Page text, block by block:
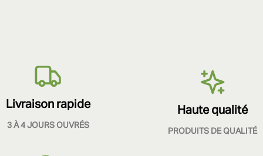
Livraison rapide
3 À 4 JOURS OUVRÉS
Haute qualité
PRODUITS DE QUALITÉ